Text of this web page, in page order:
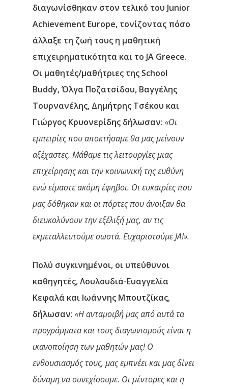
διαγωνίσθηκαν στον τελικό του Junior
Achievement Εurope, τονίζοντας πόσο
άλλαξε τη ζωή τους η μαθητική
επιχειρηματικότητα και το JA Greece.
Οι μαθητές/μαθήτριες της School
Buddy,Όλγα Ποζατσίδου, Βαγγέλης
Τουρνανέλης, Δημήτρης Τσέκου και
Γιώργος Κρυονερίδης δήλωσαν: «Οι
εμπειρίες που αποκτήσαμε θα μας μείνουν
αξέχαστες. Μάθαμε τις λειτουργίες μιας
επιχείρησης και την κοινωνική της ευθύνη
ενώ είμαστε ακόμη έφηβοι. Οι ευκαιρίες που
μας δόθηκαν και οι πόρτες που άνοιξαν θα
διευκολύνουν την εξέλιξή μας, αν τις
εκμεταλλευτούμε σωστά. Ευχαριστούμε JA!».
Πολύ συγκινημένοι, οι υπεύθυνοι
καθηγητές,Λουλουδιά-Ευαγγελία
Κεφαλά και Ιωάννης Μπουτζίκας,
δήλωσαν: «Η ανταμοιβή μας από αυτά τα
προγράμματα και τους διαγωνισμούς είναι η
ικανοποίηση των μαθητών μας! Ο
ενθουσιασμός τους, μας εμπνέει και μας δίνει
δύναμη να συνεχίσουμε. Οι μέντορες και η